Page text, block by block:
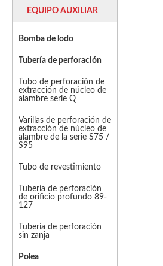
EQUIPO AUXILIAR
Bomba de lodo
Tubería de perforación
Tubo de perforación de
extracción de núcleo de
alambre serie Q
Varillas de perforación de
extracción de núcleo de
alambre de la serie S75 /
S95
Tubo de revestimiento
Tubería de perforación
de orificio profundo 89-
127
Tubería de perforación
sin zanja
Polea